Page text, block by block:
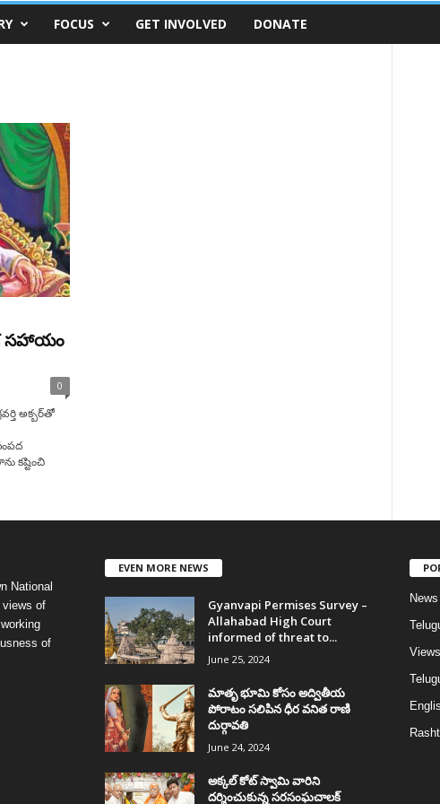
FOCUS GET INVOLVED DONATE
సహాయం
0
అక్బర్‌తో
కష్టించి
National
views of
of
EVEN MORE NEWS
Gyanvapi Permises Survey –
Allahabad High Court
informed of threat to...
June 25, 2024
మాతృ భూమి కోసం అద్వితీయ
పోరాటం సలిపిన ధీర వనిత రాణి
దుర్గావతి
June 24, 2024
అక్కల్‌ కోట్‌ స్వామి వారిని
దర్శించుకున్న సరసంఘచాలక్
News
Views